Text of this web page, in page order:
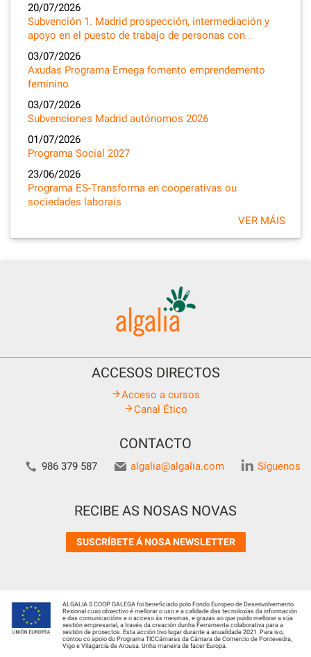
20/07/2026
Subvención 1. Madrid prospección, intermediación y
apoyo en el puesto de trabajo de personas con…
03/07/2026
Axudas Programa Emega fomento emprendemento
feminino
03/07/2026
Subvenciones Madrid autónomos 2026
01/07/2026
Programa Social 2027
23/06/2026
Programa ES-Transforma en cooperativas ou
sociedades laborais
VER MÁIS
ACCESOS DIRECTOS
Acceso a cursos
Canal Ético
CONTACTO
986 379 587 algalia@algalia.com Síguenos
RECIBE AS NOSAS NOVAS
SUSCRÍBETE Á NOSA NEWSLETTER
ALGALIA S COOP GALEGA foi beneficiado polo Fondo Europeo de Desenvolvemento
Rexional cuxo obxectivo é mellorar o uso e a calidade das tecnoloxías da información
e das comunicacións e o acceso ás mesmas, e grazas ao que puido mellorar a súa
xestión empresarial, a través da creación dunha Ferramenta colaborativa para a
xestión de proxectos. Esta acción tivo lugar durante a anualidade 2021. Para iso,
contou co apoio do Programa TICCámaras da Cámara de Comercio de Pontevedra,
Vigo e Vilagarcía de Arousa. Unha maneira de facer Europa.